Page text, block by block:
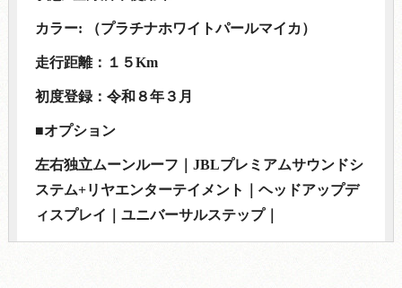
カラー: （プラチナホワイトパールマイカ）
走行距離：１５Km
初度登録：令和８年３月
■オプション
左右独立ムーンルーフ｜JBLプレミアムサウンドシ
ステム+リヤエンターテイメント｜ヘッドアップデ
ィスプレイ｜ユニバーサルステップ｜